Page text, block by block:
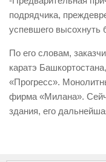
подрядчика,
успевшего высохнуть
По его словам,
каратэ
«Прогресс».
фирма «Милана».
здания, его